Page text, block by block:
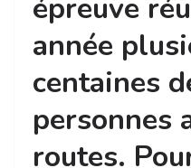
épreuve
année
centaines
personnes
routes.